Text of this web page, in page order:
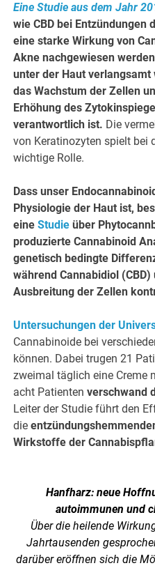
Eine Studie aus dem Jahr
wie CBD bei Entzündungen
eine starke Wirkung von
Akne nachgewiesen
unter der Haut
das Wachstum der Zellen
Erhöhung des
verantwortlich ist. Die
von Keratinozyten spielt bei
wichtige Rolle.
Dass unser
Physiologie der Haut ist,
eineStudie über
produzierte Cannabinoid
genetisch bedingte
während Cannabidiol
Ausbreitung der Zellen
Untersuchungen der
Cannabinoide bei
können. Dabei trugen 21
zweimal täglich eine Creme
acht Patientenverschwand
Leiter der Studie führt den
die
Wirkstoffe der
Hanfharz: neue
autoimmunen und
Über die heilende
Jahrtausenden
darüber eröffnen sich die